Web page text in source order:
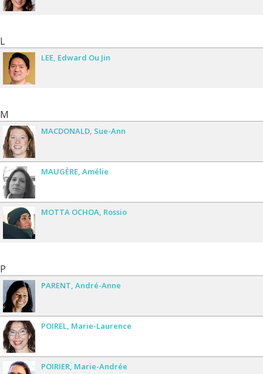
L
LEE Edward Ou Jin
M
MACDONALD Sue-Ann
MAUGÈRE Amélie
MOTTA OCHOA Rossio
P
PARENT André-Anne
POIREL Marie-Laurence
POIRIER Marie-Andrée